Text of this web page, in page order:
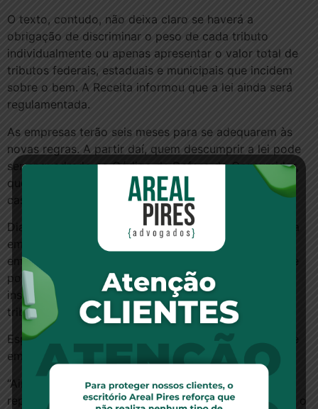
O texto, contudo, não deixa claro se haverá a
obrigação de discriminar o peso de cada tributo
individualmente ou apenas apresentar o valor total de
tributos federais, estaduais e municipais que incidem
sobre o bem. A Receita informou que a lei ainda será
regulamentada.
As empresas terão seis meses para se adequarem às
novas regras. A partir daí, quem descumprir a lei pode
ser enquadrado no Código de Defesa do Consumidor,
que prevê multa, suspensão da atividade e até
cassação da licença de funcionamento.
Diante da necessidade de adequar seus sistemas para
emitir os tributos nas notas e cupons fiscais, as
empresas aguardam regulamentação do governo, que
pode ser feita por meio de decreto presidencial ou
instrução normativa, para saber exatamente como os
tributos serão divulgados ao consumidor.
Especialistas defendem a divulgação da lista somente
em cartazes para minimizar o trabalho nas empresas.
“Ainda que seja louvável o intuito, o imposto na nota
representa mais burocracia para as empresas”, afirma o